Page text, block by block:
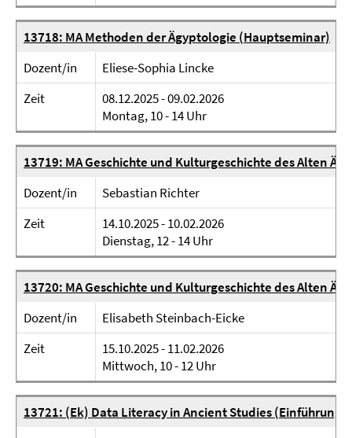
13718: MA Methoden der Ägyptologie (Hauptseminar)
Dozent/in
Eliese-Sophia Lincke
Zeit
08.12.2025 - 09.02.2026
Montag, 10 - 14 Uhr
13719: MA Geschichte und Kulturgeschichte des Alten
Dozent/in
Sebastian Richter
Zeit
14.10.2025 - 10.02.2026
Dienstag, 12 - 14 Uhr
13720: MA Geschichte und Kulturgeschichte des Alten
Dozent/in
Elisabeth Steinbach-Eicke
Zeit
15.10.2025 - 11.02.2026
Mittwoch, 10 - 12 Uhr
13721: (Ek) Data Literacy in Ancient Studies